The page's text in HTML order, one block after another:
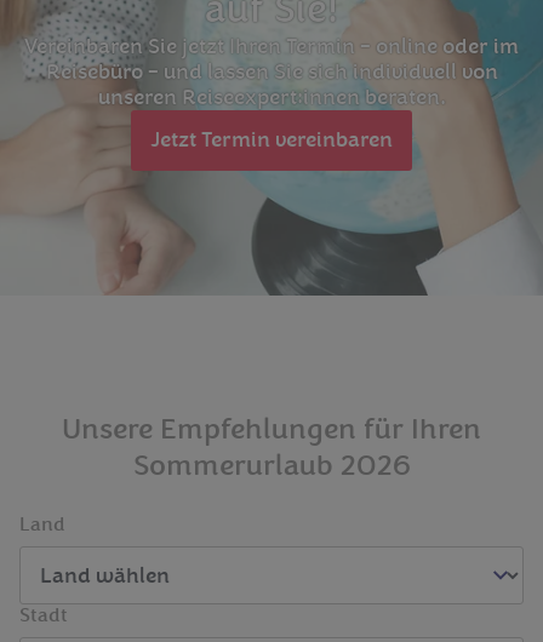
Vereinbaren Sie jetzt Ihren Termin – online oder im
Reisebüro – und lassen Sie sich individuell von
unseren Reiseexpert:innen beraten.
Jetzt Termin vereinbaren
Unsere Empfehlungen für Ihren
Sommerurlaub 2026
Land
Stadt